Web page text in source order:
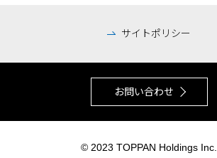
サイトポリシー
お問い合わせ
© 2023 TOPPAN Holdings Inc.